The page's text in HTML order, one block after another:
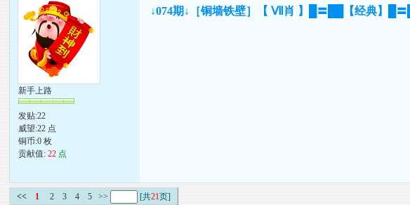
新手上路
发贴:22
威望:22 点
铜币:0 枚
贡献值:22 点
↓074期↓［铜墙铁壁］【 Ⅶ肖 】█〓██【经典】█〓█
<< 1 2 3 4 5 >> [共21页]